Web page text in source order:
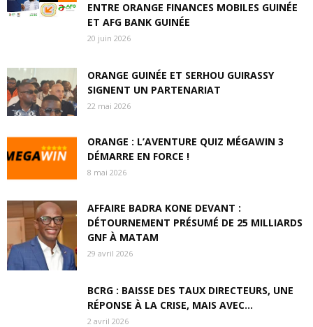
ENTRE ORANGE FINANCES MOBILES GUINÉE
ET AFG BANK GUINÉE
20 juin 2026
ORANGE GUINÉE ET SERHOU GUIRASSY
SIGNENT UN PARTENARIAT
22 mai 2026
ORANGE : L’AVENTURE QUIZ MÉGAWIN 3
DÉMARRE EN FORCE !
8 mai 2026
AFFAIRE BADRA KONE DEVANT :
DÉTOURNEMENT PRÉSUMÉ DE 25 MILLIARDS
GNF À MATAM
29 avril 2026
BCRG : BAISSE DES TAUX DIRECTEURS, UNE
RÉPONSE À LA CRISE, MAIS AVEC...
2 avril 2026